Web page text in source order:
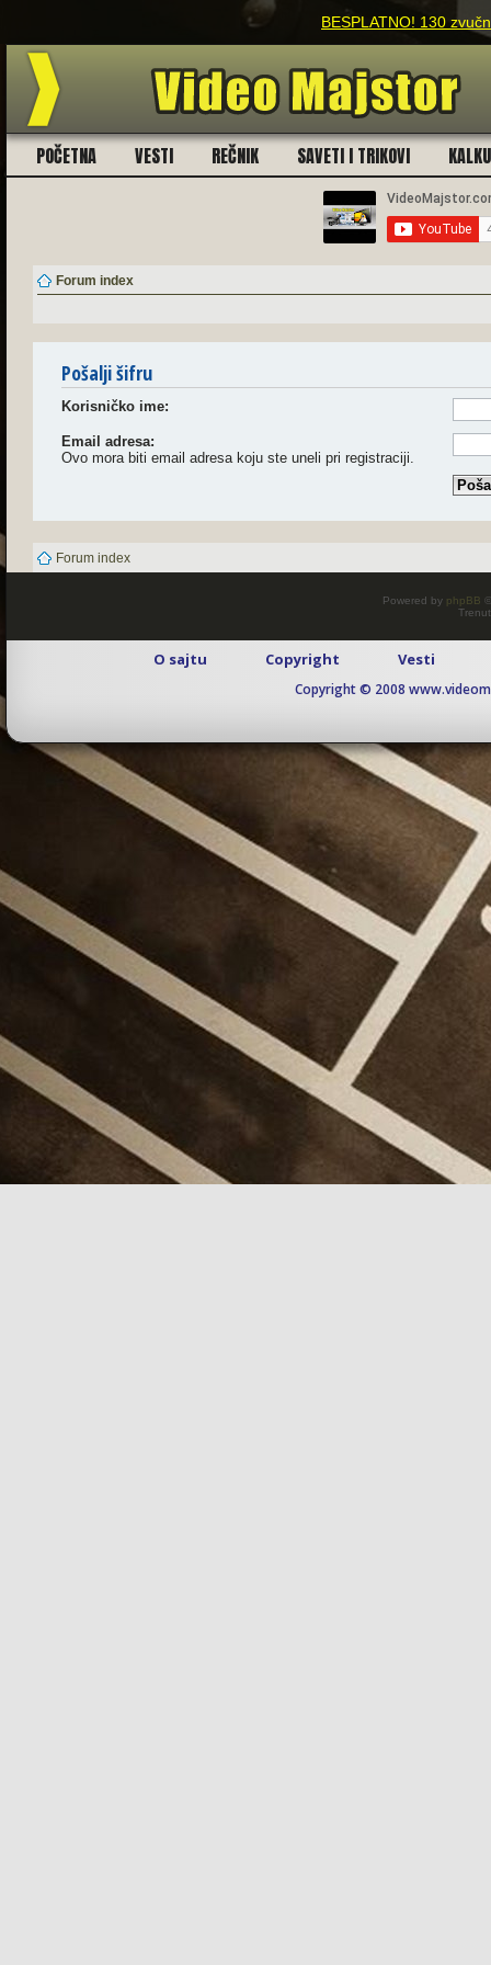
BESPLATNO! 130
POČETNA VESTI REČNIK SAVETI I TRIKOVI
Forum index
Pošalji šifru
Korisničko ime:
Email adresa:
Ovo mora biti email adresa koju ste uneli pri registraciji.
Forum index
Powered by phpBB
O sajtu Copyright Vesti
Copyright © 2008